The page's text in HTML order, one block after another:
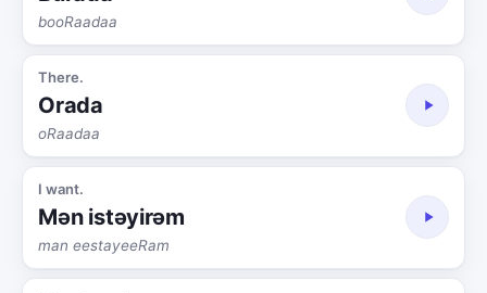
booRaadaa
There.
Orada
oRaadaa
I want.
Mən istəyirəm
man eestayeeRam